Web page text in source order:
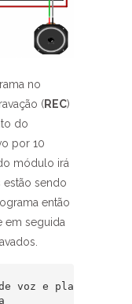
no
(REC)
do
por 10
módulo irá
estão sendo
então
em seguida
voz e player